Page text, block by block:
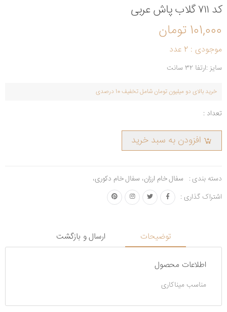
کد ۷۱۱ گلاب پاش عربی
101,000 تومان
موجودی : 2 عدد
سایز :ارتفا ۳۲ سانت
خرید بالای دو میلیون تومان شامل تخفیف 10 درصدی
تعداد :
افزودن به سبد خرید
دسته بندی : سفال خام ارزان، سفال خام دکوری،
اشتراک گذاری :
توضیحات ارسال و بازگشت
اطلاعات محصول
مناسب میناکاری